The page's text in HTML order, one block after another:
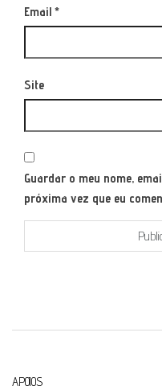
Email *
Site
Guardar o meu nome,
próxima vez que eu
APOIOS